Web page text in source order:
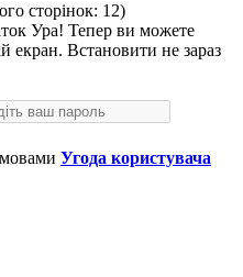
сторінок: 12)
Ура! Тепер ви можете
екран. Встановити не зараз
Угода користувача